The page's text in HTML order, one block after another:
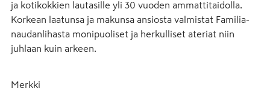
ja kotikokkien lautasille yli 30 vuoden ammattitaidolla.
Korkean laatunsa ja makunsa ansiosta valmistat Familia-
naudanlihasta monipuoliset ja herkulliset ateriat niin
juhlaan kuin arkeen.
Merkki